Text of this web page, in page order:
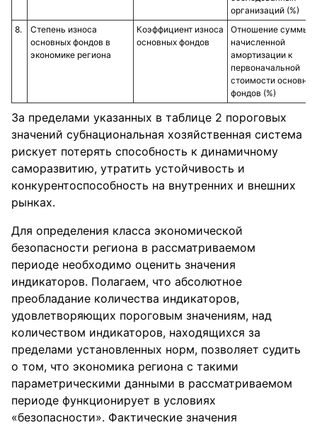
организаций (%)
8.​
Степень износа
основных фондов в
экономике региона
Коэффициент износа
основных фондов
Отношение суммы
начисленной
амортизации к
первоначальной
стоимости основных
фондов (%)
За пределами указанных в таблице 2 пороговых
значений субнациональная хозяйственная система
рискует потерять способность к динамичному
саморазвитию, утратить устойчивость и
конкурентоспособность на внутренних и внешних
рынках.
Для определения класса экономической
безопасности региона в рассматриваемом
периоде необходимо оценить значения
индикаторов. Полагаем, что абсолютное
преобладание количества индикаторов,
удовлетворяющих пороговым значениям, над
количеством индикаторов, находящихся за
пределами установленных норм, позволяет судить
о том, что экономика региона с такими
параметрическими данными в рассматриваемом
периоде функционирует в условиях
«безопасности». Фактические значения